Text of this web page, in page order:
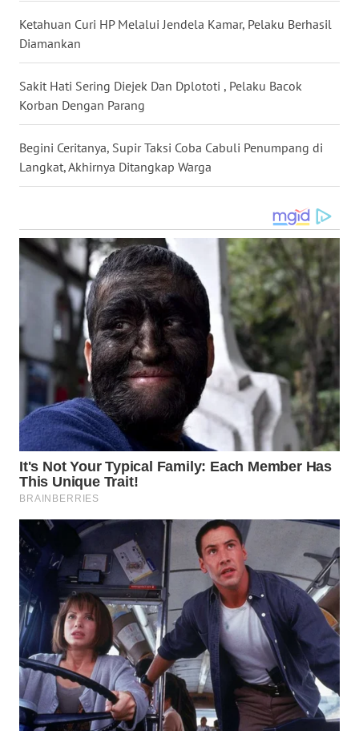
Ketahuan Curi HP Melalui Jendela Kamar, Pelaku Berhasil
Diamankan
Sakit Hati Sering Diejek Dan Dplototi , Pelaku Bacok
Korban Dengan Parang
Begini Ceritanya, Supir Taksi Coba Cabuli Penumpang di
Langkat, Akhirnya Ditangkap Warga
WN
TANJUNG
LESUNG
WN
KARO
WN
LABUHANBATU
WN
TAPANULI
TENGAH
WN DELI
SERDANG
WN
TEBING
TINGGI
WN
WN
KARAWANG
WN
BEKASI
WN
BOGOR